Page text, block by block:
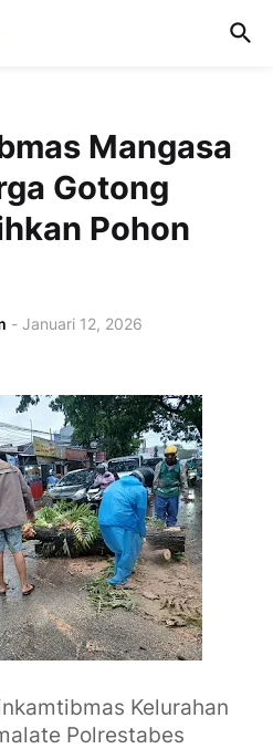
Mangasa
Gotong
Pohon
- Januari 12, 2026
Kelurahan
Polrestabes